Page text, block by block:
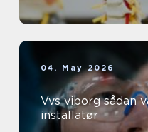
04. May 2026
Vvs viborg sådan vælger du den rigtige
installatør